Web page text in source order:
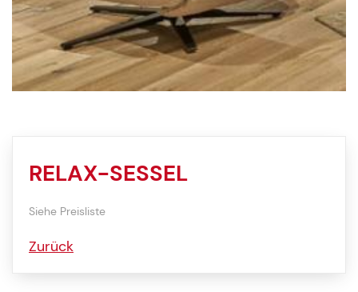
RELAX-SESSEL
Siehe Preisliste
Zurück